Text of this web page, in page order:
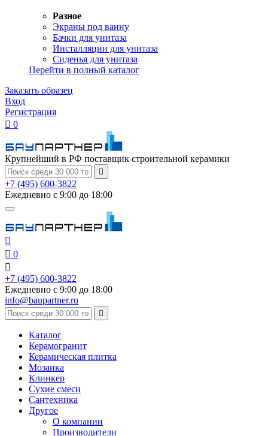
Разное
Экраны под ванну
Бачки для унитаза
Инсталляции для унитаза
Сиденья для унитаза
Перейти в полный каталог
Заказать образец
Вход
Регистрация
 0
Крупнейший в РФ поставщик строительной керамики

+7 (495) 600-3822
Ежедневно с 9:00 до 18:00

 0

+7 (495) 600-3822
Ежедневно с 9:00 до 18:00
info@baupartner.ru

Каталог
Керамогранит
Керамическая плитка
Мозаика
Клинкер
Сухие смеси
Сантехника
Другое
О компании
Производители